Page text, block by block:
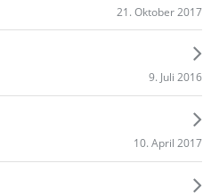
21. Oktober 2017
9. Juli 2016
10. April 2017